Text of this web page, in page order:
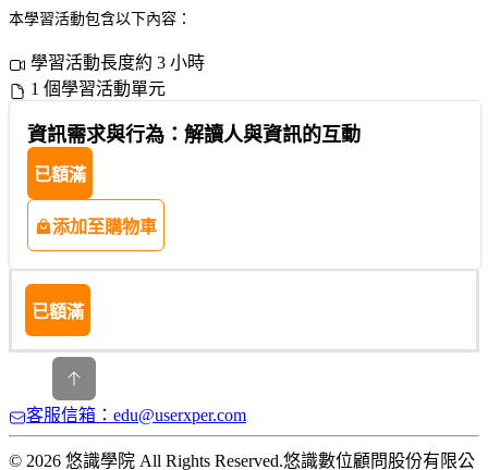
本學習活動包含以下內容：
學習活動長度約 3 小時
1 個學習活動單元
資訊需求與行為：解讀人與資訊的互動
已額滿
添加至購物車
已額滿
客服信箱：edu@userxper.com
© 2026 悠識學院 All Rights Reserved.悠識數位顧問股份有限公